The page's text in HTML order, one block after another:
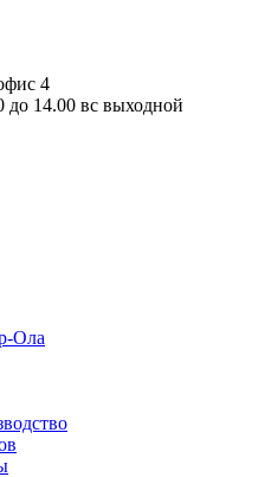
4
до 14.00 вс выходной
Ола